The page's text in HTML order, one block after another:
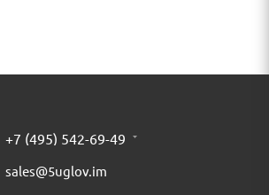
+7 (495) 542-69-49
sales@5uglov.im